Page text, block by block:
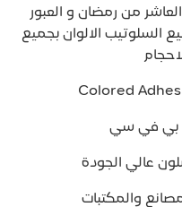
من رمضان و العبور
السلوتيب الالوان بجميع
عالي الجودة
والمكتبات